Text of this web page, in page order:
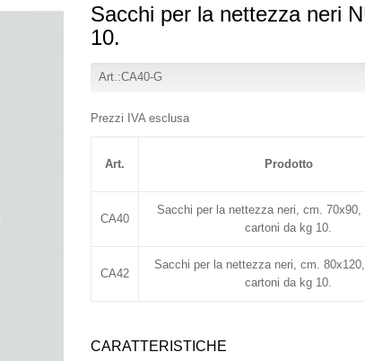
Sacchi per la nettezza neri
10.
Art.:CA40-G
Prezzi IVA esclusa
Art. Prodotto
CA40
Sacchi per la nettezza neri, cm. 70x90,
cartoni da kg 10.
CA42
Sacchi per la nettezza neri, cm.
cartoni da kg 10.
CARATTERISTICHE